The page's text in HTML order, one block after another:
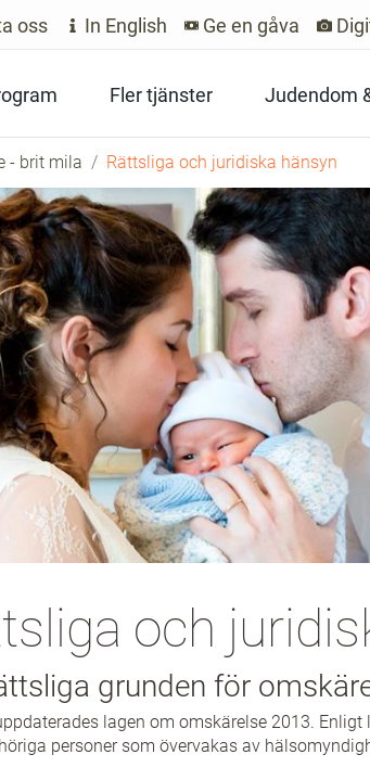
oss In English Ge en gåva
Fler tjänster Judendom
- brit mila Rättsliga och juridiska hänsyn
och
grunden för
lagen om omskärelse 2013.
personer som övervakas av